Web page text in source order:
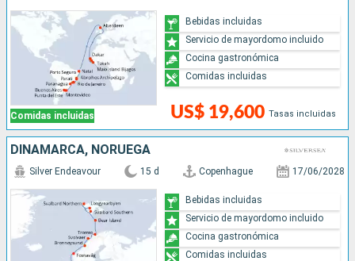
Comidas incluidas US$ 19,600 Tasas incluidas
Bebidas incluidas
Servicio de mayordomo incluido
Cocina gastronómica
Comidas incluidas
DINAMARCA, NORUEGA
Silver Endeavour 15 d Copenhague 17/06/2028
Bebidas incluidas
Servicio de mayordomo incluido
Cocina gastronómica
Comidas incluidas